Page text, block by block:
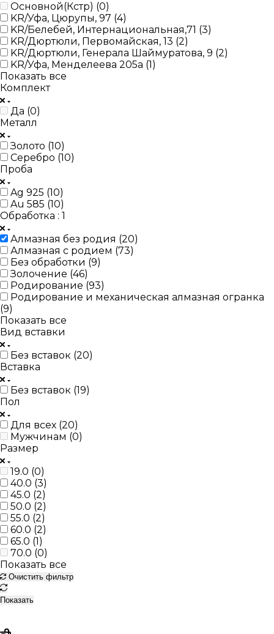
Основной(Кстр) (0)
KR/Уфа, Цюрупы, 97 (4)
KR/Белебей, Интернациональная,71 (3)
KR/Дюртюли, Первомайская, 13 (2)
KR/Дюртюли, Генерала Шаймуратова, 9 (2)
KR/Уфа, Менделеева 205а (1)
Показать все
Комплект
Да (0)
Металл
Золото (10)
Серебро (10)
Проба
Ag 925 (10)
Au 585 (10)
Обработка : 1
Алмазная без родия (20)
Алмазная с родием (73)
Без обработки (9)
Золочение (46)
Родирование (93)
Родирование и механическая алмазная огранка
(9)
Показать все
Вид вставки
Без вставок (20)
Вставка
Без вставок (19)
Пол
Для всех (20)
Мужчинам (0)
Размер
19.0 (0)
40.0 (3)
45.0 (2)
50.0 (2)
55.0 (2)
60.0 (2)
65.0 (1)
70.0 (0)
Показать все
Очистить фильтр
Показать